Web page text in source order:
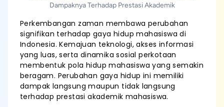
Dampaknya Terhadap Prestasi Akademik
Perkembangan zaman membawa perubahan
signifikan terhadap gaya hidup mahasiswa di
Indonesia. Kemajuan teknologi, akses informasi
yang luas, serta dinamika sosial perkotaan
membentuk pola hidup mahasiswa yang semakin
beragam. Perubahan gaya hidup ini memiliki
dampak langsung maupun tidak langsung
terhadap prestasi akademik mahasiswa.